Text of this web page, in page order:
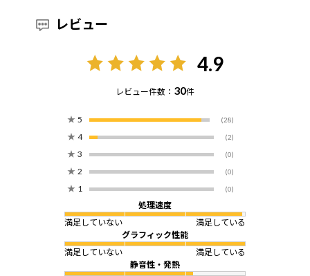
レビュー
4.9
レビュー件数： 30件
★ 5 (28)
★ 4 (2)
★ 3 (0)
★ 2 (0)
★ 1 (0)
処理速度
満足していない
満足している
グラフィック性能
満足していない
満足している
静音性・発熱